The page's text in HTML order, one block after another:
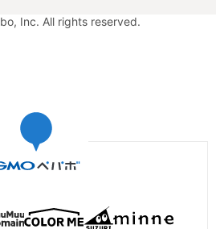
Inc. All rights reserved.